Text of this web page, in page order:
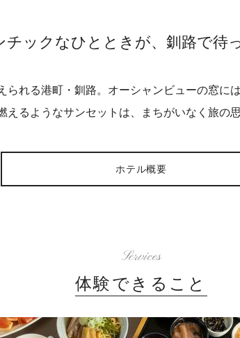
チックなひとときが、釧路で待
られる港町・釧路。オーシャンビューの窓に
えるようなサンセットは、まちがいなく旅の思
ホテル概要
Services
体験できること